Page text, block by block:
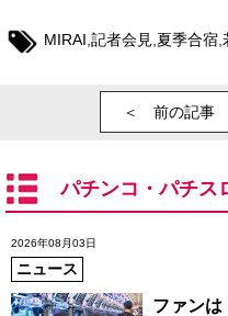
MIRAI 記者会見 夏季合宿
＜ 前の記事
パチンコ・パチス
2026年08月03日
ニュース
ファンは